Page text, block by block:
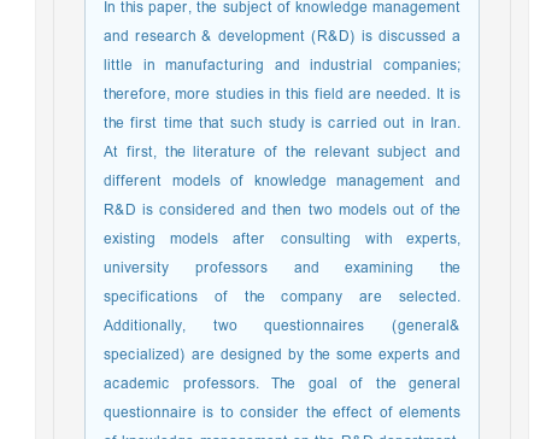
In this paper, the subject of knowledge management
and research & development (R&D) is discussed a
little in manufacturing and industrial companies;
therefore, more studies in this field are needed. It is
the first time that such study is carried out in Iran.
At first, the literature of the relevant subject and
different models of knowledge management and
R&D is considered and then two models out of the
existing models after consulting with experts,
university professors and examining the
specifications of the company are selected.
Additionally, two questionnaires (general&
specialized) are designed by the some experts and
academic professors. The goal of the general
questionnaire is to consider the effect of elements